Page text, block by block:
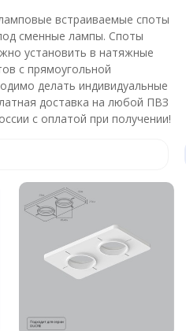
встраиваемые споты
сменные лампы. Споты
установить в натяжные
с прямоугольной
делать индивидуальные
доставка на любой ПВЗ
с оплатой при получении!
покупателей